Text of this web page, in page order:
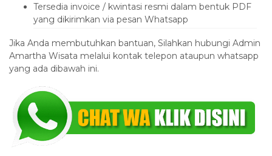
Tersedia invoice / kwintasi resmi dalam bentuk PDF
yang dikirimkan via pesan Whatsapp
Jika Anda membutuhkan bantuan, Silahkan hubungi Admin
Amartha Wisata melalui kontak telepon ataupun whatsapp
yang ada dibawah ini.